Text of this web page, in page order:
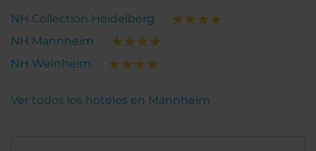
NH Collection Heidelberg
NH Mannheim
NH Weinheim
Ver todos los hoteles en Mannheim